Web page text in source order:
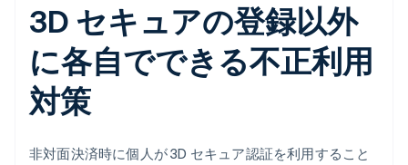
3D セキュアの登録以外
に各自でできる不正利用
対策
非対面決済時に個人が 3D セキュア認証を利用すること